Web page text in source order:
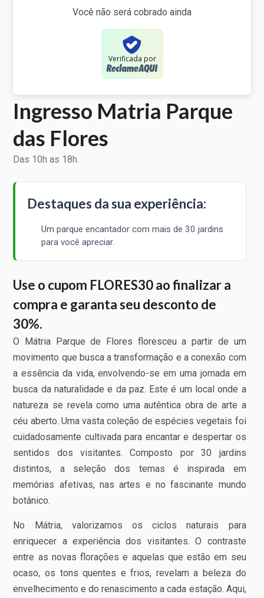
Você não será cobrado ainda
Verificada por
Ingresso Matria Parque
das Flores
Das 10h as 18h.
Destaques da sua experiência:
Um parque encantador com mais de 30 jardins
para você apreciar.
Use o cupom FLORES30 ao finalizar a
compra e garanta seu desconto de
30%.
O Mátria Parque de Flores floresceu a partir de um
movimento que busca a transformação e a conexão com
a essência da vida, envolvendo-se em uma jornada em
busca da naturalidade e da paz. Este é um local onde a
natureza se revela como uma autêntica obra de arte a
céu aberto. Uma vasta coleção de espécies vegetais foi
cuidadosamente cultivada para encantar e despertar os
sentidos dos visitantes. Composto por 30 jardins
distintos, a seleção dos temas é inspirada em
memórias afetivas, nas artes e no fascinante mundo
botânico.
No Mátria, valorizamos os ciclos naturais para
enriquecer a experiência dos visitantes. O contraste
entre as novas florações e aquelas que estão em seu
ocaso, os tons quentes e frios, revelam a beleza do
envelhecimento e do renascimento a cada estação. Aqui,